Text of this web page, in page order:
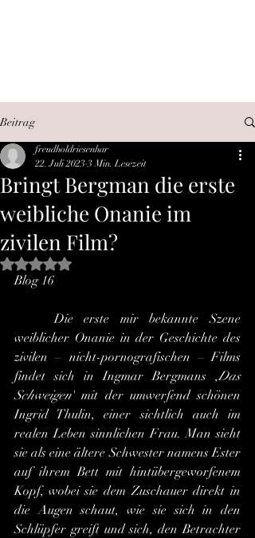
Beitrag
Bringt Bergman die erste
weibliche Onanie im
zivilen Film?
freudholdriesenhar
22. Juli 2023 3 Min. Lesezeit
Mit NaN von 5 Sternen bewertet.
Blog 16
	Die erste mir bekannte Szene
weiblicher Onanie in der Geschichte des
zivilen – nicht-pornografischen – Films
findet sich in Ingmar Bergmans ,Das
Schweigen' mit der umwerfend schönen
Ingrid Thulin, einer sichtlich auch im
realen Leben sinnlichen Frau. Man sieht
sie als eine ältere Schwester namens Ester
auf ihrem Bett mit hintübergeworfenem
Kopf, wobei sie dem Zuschauer direkt in
die Augen schaut, wie sie sich in den
Schlüpfer greift und sich, den Betrachter